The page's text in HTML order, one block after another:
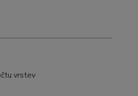
vrstev